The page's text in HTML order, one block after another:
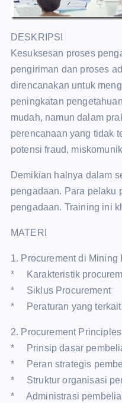
DESKRIPSI
Kesuksesan proses
pengiriman dan proses
direncanakan untuk
peningkatan
mudah, namun dalam
perencanaan yang tidak
potensi fraud,
Demikian halnya dalam
pengadaan. Para pelaku
pengadaan. Training ini
MATERI
1. Procurement di Mining
* Karakteristik
* Siklus Procurement
* Peraturan yang terkait
2. Procurement Principles
* Prinsip dasar
* Peran strategis
* Struktur organisasi
* Administrasi